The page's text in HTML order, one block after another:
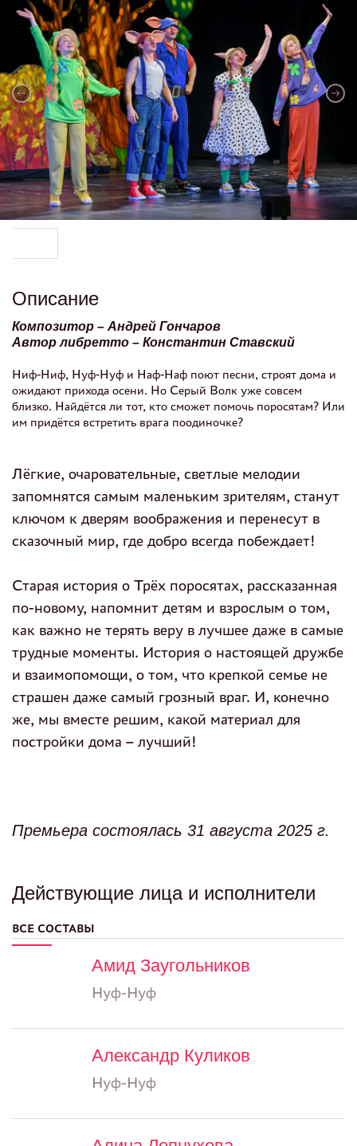
Описание
Композитор – Андрей Гончаров
Автор либретто – Константин Ставский
Ниф-Ниф, Нуф-Нуф и Наф-Наф поют песни, строят дома и
ожидают прихода осени. Но Серый Волк уже совсем
близко. Найдётся ли тот, кто сможет помочь поросятам? Или
им придётся встретить врага поодиночке?
Лёгкие, очаровательные, светлые мелодии
запомнятся самым маленьким зрителям, станут
ключом к дверям воображения и перенесут в
сказочный мир, где добро всегда побеждает!
Старая история о Трёх поросятах, рассказанная
по-новому, напомнит детям и взрослым о том,
как важно не терять веру в лучшее даже в самые
трудные моменты. История о настоящей дружбе
и взаимопомощи, о том, что крепкой семье не
страшен даже самый грозный враг. И, конечно
же, мы вместе решим, какой материал для
постройки дома – лучший!
Премьера состоялась 31 августа 2025 г.
Действующие лица и исполнители
ВСЕ СОСТАВЫ
Амид Заугольников
Нуф-Нуф
Александр Куликов
Нуф-Нуф